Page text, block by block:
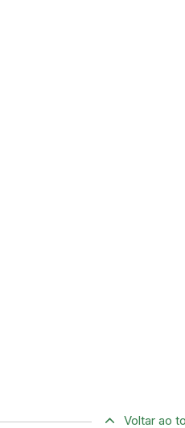
Voltar ao